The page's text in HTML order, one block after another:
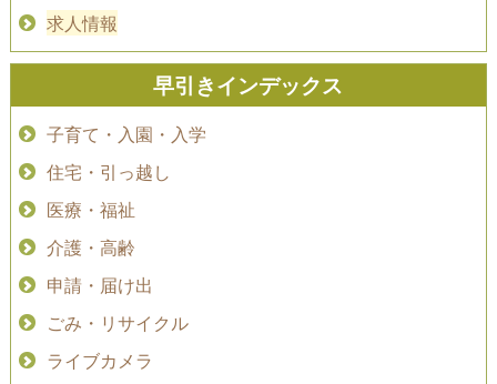
求人情報
早引きインデックス
子育て・入園・入学
住宅・引っ越し
医療・福祉
介護・高齢
申請・届け出
ごみ・リサイクル
ライブカメラ